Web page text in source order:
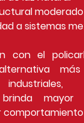
moderado
a sistemas
con el
brinda mayor